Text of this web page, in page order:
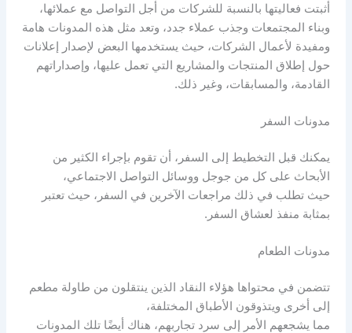
أثبتت فعاليتها بالنسبة للشركات من أجل التواصل مع عملائها،
وبناء المجتمعات وجذب عملاء جدد، وتعد مثل هذه المدونات هامة
ومفيدة لأعمال الشركات، حيث يستخدمها البعض لإصدار إعلانات
حول إطلاق المنتجات والمشاريع التي تعمل عليها، وإصداراتهم
القادمة، والمسابقات، وغير ذلك.
مدونات السفر
يمكنك قبل التخطيط إلى السفر، أن تقوم بإجراء الكثير من
الأبحاث على كل من جوجل ووسائل التواصل الاجتماعي،
حيث تطلب في ذلك مراجعات الآخرين في السفر، حيث تعتبر
بمثابة منفذ لعشاق السفر.
مدونات الطعام
تتضمن في محتواها هؤلاء النقاد الذين ينتقلون من طاولة مطعم
إلى أخرى ويتذوقون الأطباق المختلفة،
مما يشجعهم الأمر إلى سرد تجاربهم، هناك أيضًا تلك المدونات